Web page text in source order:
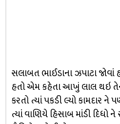
સલાબત ભાઈડાના ઝપાટા જોવાં
હતો એમ કહેતા આખું લાલ થઇ તેની
કરતો ત્યાં પકડી લ્યો કામદાર
ત્યાં વાણિયે હિસાબ માંડી